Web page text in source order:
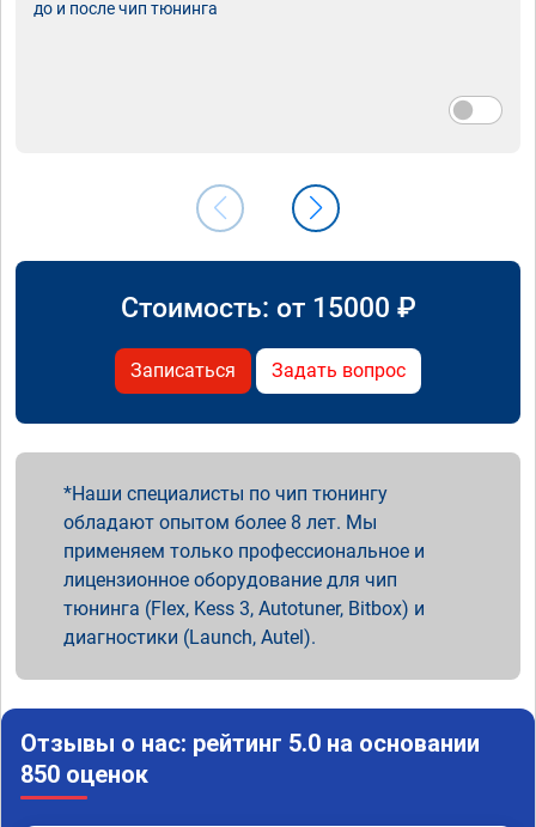
до и после чип тюнинга
Стоимость: от 15000 ₽
Записаться Задать вопрос
Наши специалисты по чип тюнингу
обладают опытом более 8 лет. Мы
применяем только профессиональное и
лицензионное оборудование для чип
тюнинга (Flex, Kess 3, Autotuner, Bitbox) и
диагностики (Launch, Autel).
Отзывы о нас: рейтинг 5.0 на основании
850 оценок